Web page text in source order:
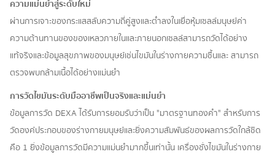
ความแม่นยำสู่ระดับใหม่
ผ่านการเจาะของกระแสสลับความถี่คู่สูงและต่ำลงในเยื่อหุ้มเซลล์มนุษย์ค่า
ความต้านทานของของเหลวภายในและภายนอกเซลล์สามารถวัดได้อย่าง
แท้จริงและข้อมูลสุขภาพของมนุษย์เช่นไขมันในร่างกายความชื้นและ สามารถ
ตรวจพบกล้ามเนื้อได้อย่างแม่นยำ
การวัดไขมันระดับมืออาชีพเป็นจริงและแม่นยำ
ข้อมูลการวัด DEXA ได้รับการยอมรับว่าเป็น "มาตรฐานทองคำ" สำหรับการ
วัดองค์ประกอบของร่างกายมนุษย์และยิ่งความสัมพันธ์ของผลการวัดใกล้ชิด
คือ 1 ยิ่งข้อมูลการวัดมีความแม่นยำมากขึ้นเท่านั้น เครื่องชั่งไขมันในร่างกาย